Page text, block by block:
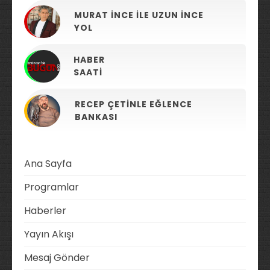
MURAT İNCE ILE UZUN İNCE
YOL
HABER
SAATI
RECEP ÇETINLE EĞLENCE
BANKASI
Ana Sayfa
Programlar
Haberler
Yayın Akışı
Mesaj Gönder